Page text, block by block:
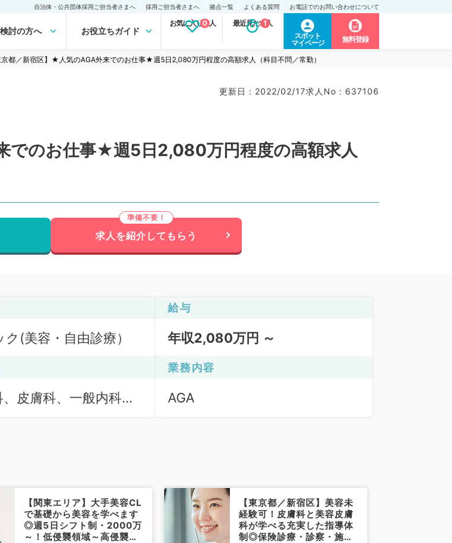
自治体・公共団体採用ご担当者さまへ 採用ご担当者さまへ 拠点一覧 よくある質問 お電話でのお問い合わせについて
討の方へ お役立ちガイド
お気に入り求人
0 最近見た求人
1
スポット
マイページ
無料登録
京都／新宿区】★人気のAGA外来でのお仕事★週5日2,080万円程度の高額求人（科目不問／常勤）
更新日 : 2022/02/17求人No : 637106
でのお仕事★週5日2,080万円程度の高額求人
求人を紹介してもらう
(美容・自由診療）
給与
年収2,080万円 ～
皮膚科、一般内科、
業務内容
AGA
【関東エリア】大手美容CL
で基礎から美容を学べます
◎週5日シフト制・2000万
～！低侵襲領域～高侵襲領
【東京都／新宿区】美容未
経験可！皮膚科と美容皮膚
科が学べる充実した指導体
制◎保険診療・診察・施